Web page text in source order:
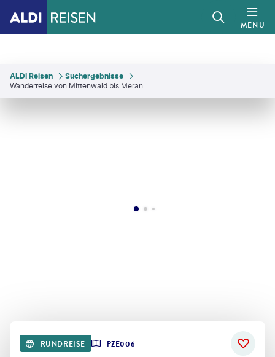
MENÜ
ALDI Reisen
Suchergebnisse
Wanderreise von Mittenwald bis Meran
RUNDREISE PZE006